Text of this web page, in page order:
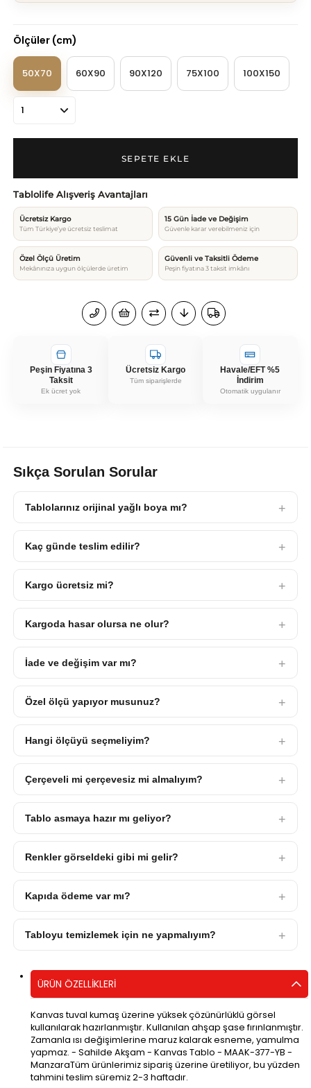
Ölçüler (cm)
50X70 60X90 90X120 75X100 100X150
Tablolife Alışveriş Avantajları
Ücretsiz Kargo
Tüm Türkiye’ye ücretsiz teslimat
15 Gün İade ve Değişim
Güvenle karar verebilmeniz için
Özel Ölçü Üretim
Mekânınıza uygun ölçülerde üretim
Güvenli ve Taksitli Ödeme
Peşin fiyatına 3 taksit imkânı
Peşin Fiyatına 3
Taksit
Ek ücret yok
Ücretsiz Kargo
Tüm siparişlerde
Havale/EFT %5
İndirim
Otomatik uygulanır
Sıkça Sorulan Sorular
Tablolarınız orijinal yağlı boya mı?
Kaç günde teslim edilir?
Kargo ücretsiz mi?
Kargoda hasar olursa ne olur?
İade ve değişim var mı?
Özel ölçü yapıyor musunuz?
Hangi ölçüyü seçmeliyim?
Çerçeveli mi çerçevesiz mi almalıyım?
Tablo asmaya hazır mı geliyor?
Renkler görseldeki gibi mi gelir?
Kapıda ödeme var mı?
Tabloyu temizlemek için ne yapmalıyım?
ÜRÜN ÖZELLIKLERI
Kanvas tuval kumaş üzerine yüksek çözünürlüklü görsel
kullanılarak hazırlanmıştır. Kullanılan ahşap şase fırınlanmıştır.
Zamanla ısı değişimlerine maruz kalarak esneme, yamulma
yapmaz. - Sahilde Akşam - Kanvas Tablo - MAAK-377-YB -
ManzaraTüm ürünlerimiz sipariş üzerine üretiliyor, bu yüzden
tahmini teslim süremiz 2-3 haftadır.